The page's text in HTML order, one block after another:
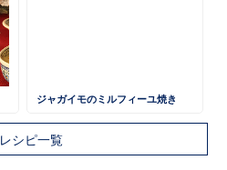
ジャガイモのミルフィーユ焼き
レシピ一覧